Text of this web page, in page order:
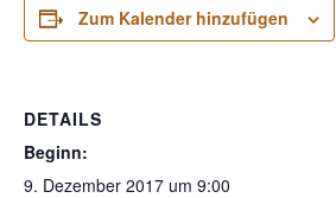
Zum Kalender hinzufügen
DETAILS
Beginn:
9. Dezember 2017 um 9:00